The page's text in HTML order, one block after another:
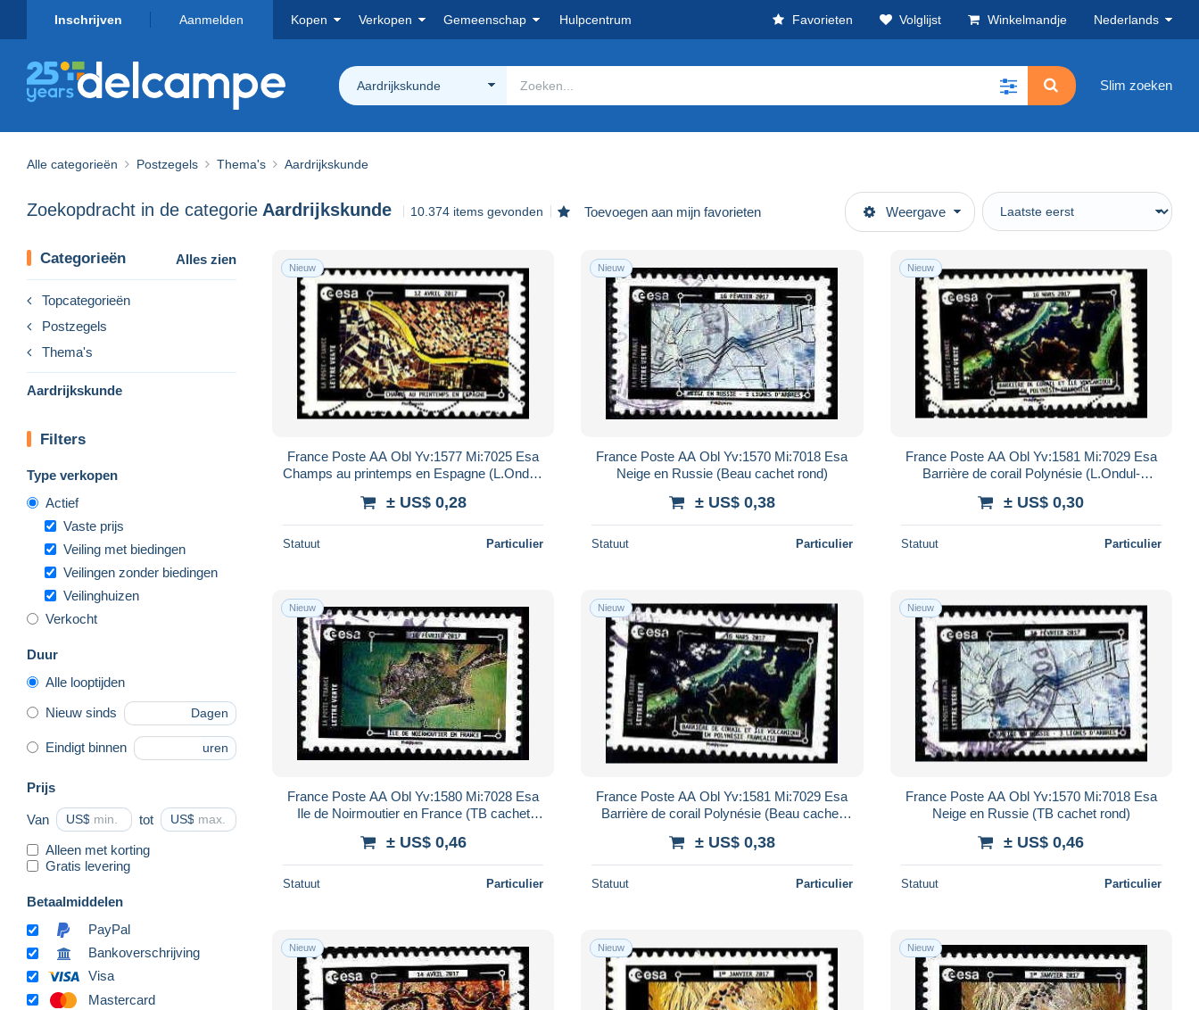
Inschrijven Aanmelden Kopen Verkopen Gemeenschap Hulpcentrum Favorieten Volglijst Winkelmandje Nederlands
Aardrijkskunde Slim zoeken
Alle categorieën Postzegels Thema's Aardrijkskunde
Zoekopdracht in de categorie Aardrijkskunde 10.374 items gevonden Toevoegen aan mijn favorieten Weergave
Categorieën Alles zien
Topcategorieën
Postzegels
Thema's
Aardrijkskunde
Filters
Type verkopen
Actief
Vaste prijs
Veiling met biedingen
Veilingen zonder biedingen
Veilinghuizen
Verkocht
Duur
Alle looptijden
Nieuw sinds Dagen
Eindigt binnen uren
Prijs
Van US$ tot US$
Alleen met korting
Gratis levering
Betaalmiddelen
PayPal
Bankoverschrijving
Visa
Mastercard
Nieuw
France Poste AA Obl Yv:1577 Mi:7025 Esa
Champs au printemps en Espagne (L.Ondul-
± US$ 0,28
Statuut Particulier
Nieuw
France Poste AA Obl Yv:1570 Mi:7018 Esa
Neige en Russie (Beau cachet rond)
± US$ 0,38
Statuut Particulier
Nieuw
France Poste AA Obl Yv:1581 Mi:7029 Esa
Barrière de corail Polynésie (L.Ondul-
± US$ 0,30
Statuut Particulier
Nieuw
France Poste AA Obl Yv:1580 Mi:7028 Esa
Ile de Noirmoutier en France (TB cachet
± US$ 0,46
Statuut Particulier
Nieuw
France Poste AA Obl Yv:1581 Mi:7029 Esa
Barrière de corail Polynésie (Beau cachet
± US$ 0,38
Statuut Particulier
Nieuw
France Poste AA Obl Yv:1570 Mi:7018 Esa
Neige en Russie (TB cachet rond)
± US$ 0,46
Statuut Particulier
Nieuw Nieuw Nieuw